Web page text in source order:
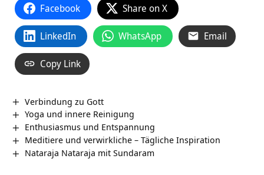
Facebook Share on X
LinkedIn WhatsApp Email
Copy Link
Verbindung zu Gott
Yoga und innere Reinigung
Enthusiasmus und Entspannung
Meditiere und verwirkliche – Tägliche Inspiration
Nataraja Nataraja mit Sundaram